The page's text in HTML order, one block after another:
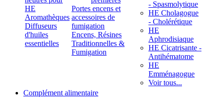
HE
Aromathèques
Diffuseurs
d'huiles
essentielles
Portes encens et
accessoires de
fumigation
Encens, Résines
Traditionnelles &
Fumigation
- Spasmolytique
HE Cholagogue
- Cholérétique
HE
Aphrodisiaque
HE Cicatrisante -
Antihématome
HE
Emménagogue
Voir tous...
Complément alimentaire